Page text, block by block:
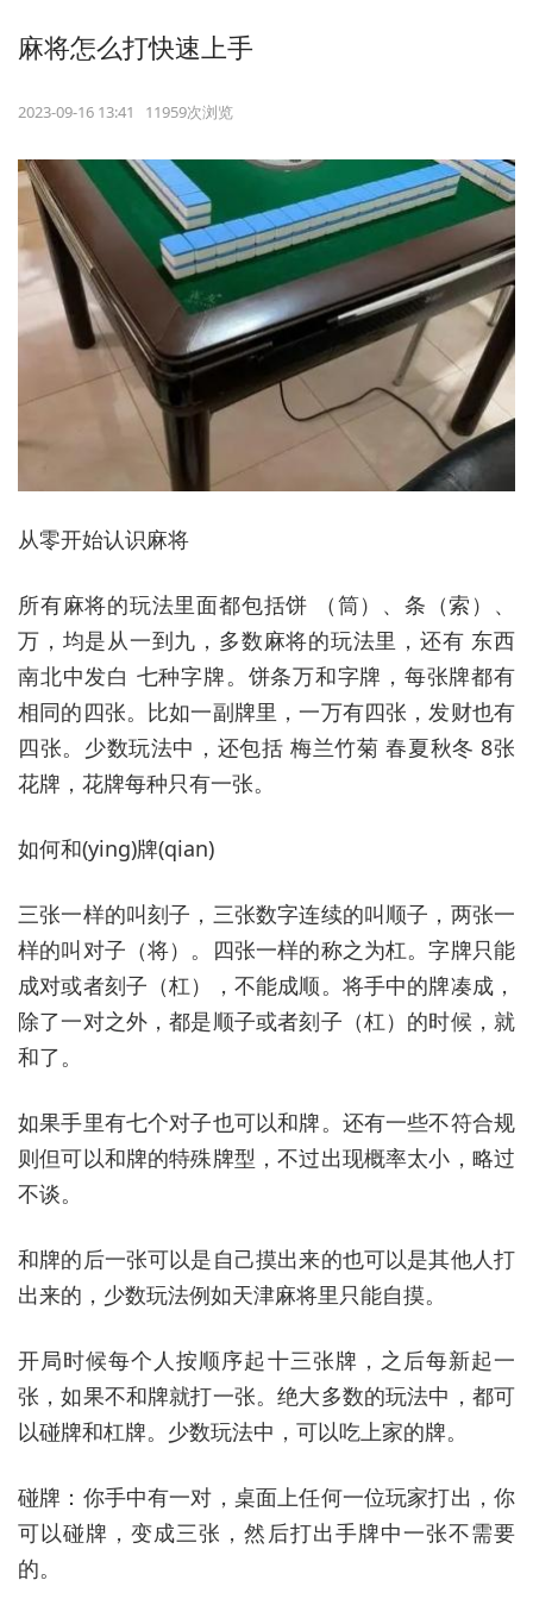
麻将怎么打快速上手
2023-09-16 13:41 11959次浏览
从零开始认识麻将
所有麻将的玩法里面都包括饼 （筒）、条（索）、
万，均是从一到九，多数麻将的玩法里，还有 东西
南北中发白 七种字牌。饼条万和字牌，每张牌都有
相同的四张。比如一副牌里，一万有四张，发财也有
四张。少数玩法中，还包括 梅兰竹菊 春夏秋冬 8张
花牌，花牌每种只有一张。
如何和(ying)牌(qian)
三张一样的叫刻子，三张数字连续的叫顺子，两张一
样的叫对子（将）。四张一样的称之为杠。字牌只能
成对或者刻子（杠），不能成顺。将手中的牌凑成，
除了一对之外，都是顺子或者刻子（杠）的时候，就
和了。
如果手里有七个对子也可以和牌。还有一些不符合规
则但可以和牌的特殊牌型，不过出现概率太小，略过
不谈。
和牌的后一张可以是自己摸出来的也可以是其他人打
出来的，少数玩法例如天津麻将里只能自摸。
开局时候每个人按顺序起十三张牌，之后每新起一
张，如果不和牌就打一张。绝大多数的玩法中，都可
以碰牌和杠牌。少数玩法中，可以吃上家的牌。
碰牌：你手中有一对，桌面上任何一位玩家打出，你
可以碰牌，变成三张，然后打出手牌中一张不需要
的。